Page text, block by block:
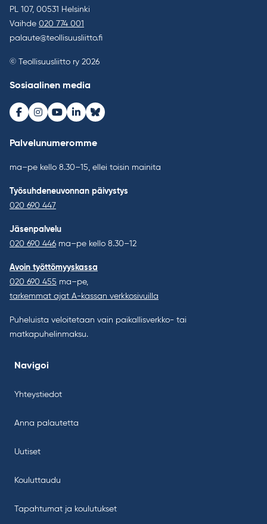
PL 107, 00531 Helsinki
Vaihde 020 774 001
palaute@teollisuusliitto.fi
© Teollisuusliitto ry 2026
Sosiaalinen media
Facebook
Instagram
Youtube
LinkedInBluesky
Palvelunumeromme
ma–pe kello 8.30–15, ellei toisin mainita
Työsuhdeneuvonnan päivystys
020 690 447
Jäsenpalvelu
020 690 446 ma–pe kello 8.30–12
Avoin työttömyyskassa
020 690 455 ma–pe,
tarkemmat ajat A-kassan verkkosivuilla
Puheluista veloitetaan vain paikallisverkko- tai
matkapuhelinmaksu.
Navigoi
Yhteystiedot
Anna palautetta
Uutiset
Kouluttaudu
Tapahtumat ja koulutukset